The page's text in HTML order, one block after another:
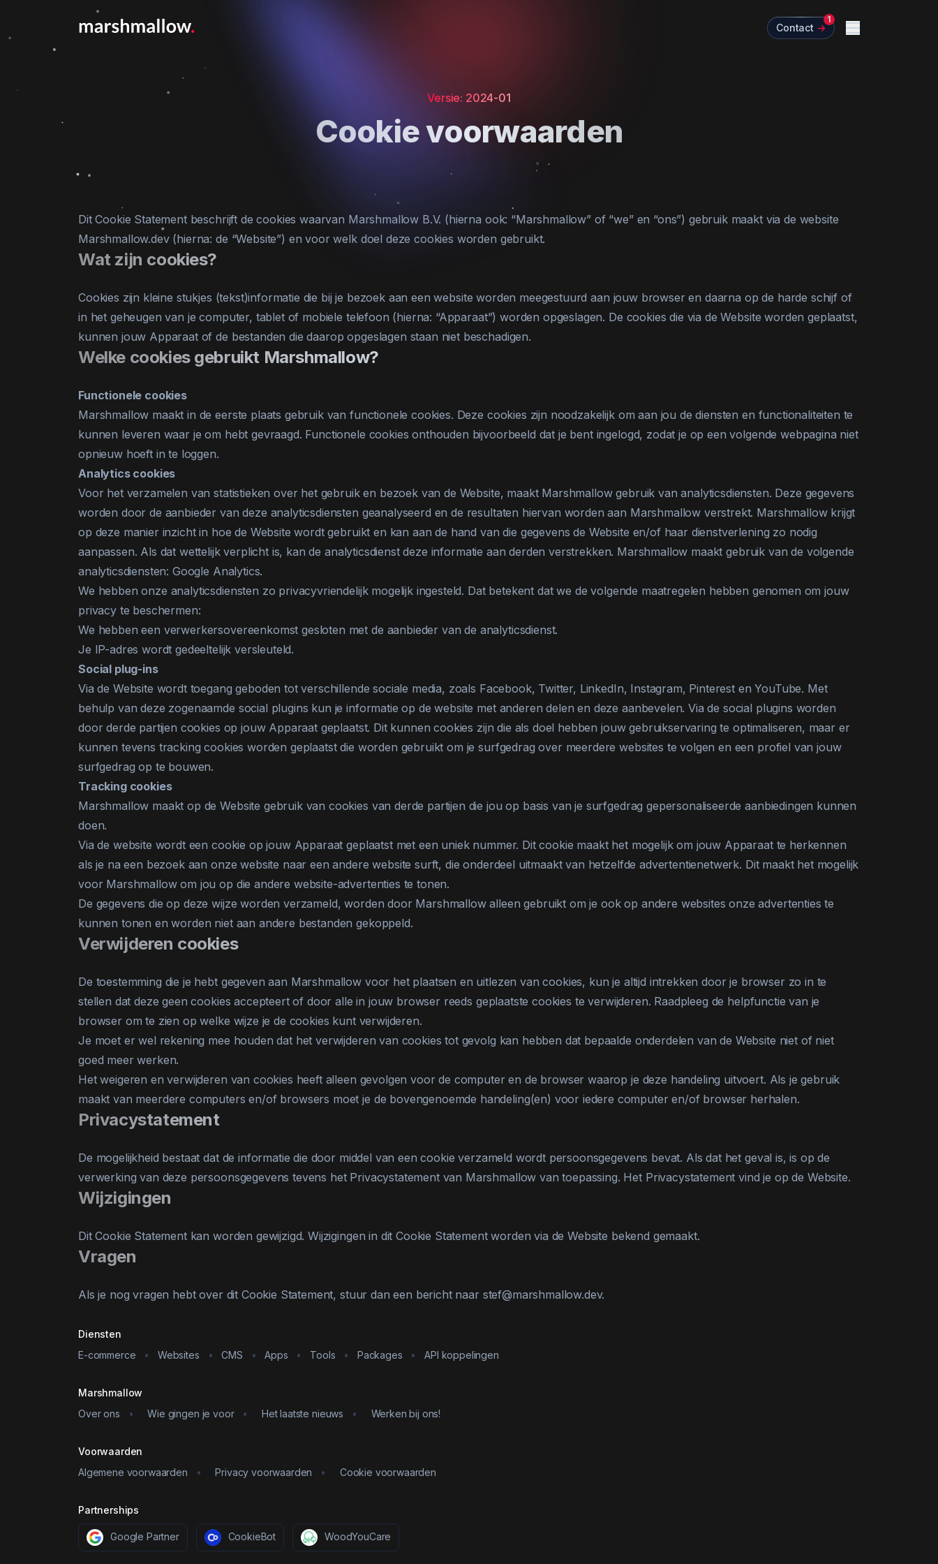
Contact ->
1
Menu
Versie: 2024-01
Cookie voorwaarden
Dit Cookie Statement beschrijft de cookies waarvan Marshmallow B.V. (hierna ook: “Marshmallow” of “we” en “ons”) gebruik maakt via de website
Marshmallow.dev (hierna: de “Website”) en voor welk doel deze cookies worden gebruikt.
Wat zijn cookies?
Cookies zijn kleine stukjes (tekst)informatie die bij je bezoek aan een website worden meegestuurd aan jouw browser en daarna op de harde schijf of
in het geheugen van je computer, tablet of mobiele telefoon (hierna: “Apparaat”) worden opgeslagen. De cookies die via de Website worden geplaatst,
kunnen jouw Apparaat of de bestanden die daarop opgeslagen staan niet beschadigen.
Welke cookies gebruikt Marshmallow?
Functionele cookies
Marshmallow maakt in de eerste plaats gebruik van functionele cookies. Deze cookies zijn noodzakelijk om aan jou de diensten en functionaliteiten te
kunnen leveren waar je om hebt gevraagd. Functionele cookies onthouden bijvoorbeeld dat je bent ingelogd, zodat je op een volgende webpagina niet
opnieuw hoeft in te loggen.
Analytics cookies
Voor het verzamelen van statistieken over het gebruik en bezoek van de Website, maakt Marshmallow gebruik van analyticsdiensten. Deze gegevens
worden door de aanbieder van deze analyticsdiensten geanalyseerd en de resultaten hiervan worden aan Marshmallow verstrekt. Marshmallow krijgt
op deze manier inzicht in hoe de Website wordt gebruikt en kan aan de hand van die gegevens de Website en/of haar dienstverlening zo nodig
aanpassen. Als dat wettelijk verplicht is, kan de analyticsdienst deze informatie aan derden verstrekken. Marshmallow maakt gebruik van de volgende
analyticsdiensten: Google Analytics.
We hebben onze analyticsdiensten zo privacyvriendelijk mogelijk ingesteld. Dat betekent dat we de volgende maatregelen hebben genomen om jouw
privacy te beschermen:
We hebben een verwerkersovereenkomst gesloten met de aanbieder van de analyticsdienst.
Je IP-adres wordt gedeeltelijk versleuteld.
Social plug-ins
Via de Website wordt toegang geboden tot verschillende sociale media, zoals Facebook, Twitter, LinkedIn, Instagram, Pinterest en YouTube. Met
behulp van deze zogenaamde social plugins kun je informatie op de website met anderen delen en deze aanbevelen. Via de social plugins worden
door derde partijen cookies op jouw Apparaat geplaatst. Dit kunnen cookies zijn die als doel hebben jouw gebruikservaring te optimaliseren, maar er
kunnen tevens tracking cookies worden geplaatst die worden gebruikt om je surfgedrag over meerdere websites te volgen en een profiel van jouw
surfgedrag op te bouwen.
Tracking cookies
Marshmallow maakt op de Website gebruik van cookies van derde partijen die jou op basis van je surfgedrag gepersonaliseerde aanbiedingen kunnen
doen.
Via de website wordt een cookie op jouw Apparaat geplaatst met een uniek nummer. Dit cookie maakt het mogelijk om jouw Apparaat te herkennen
als je na een bezoek aan onze website naar een andere website surft, die onderdeel uitmaakt van hetzelfde advertentienetwerk. Dit maakt het mogelijk
voor Marshmallow om jou op die andere website-advertenties te tonen.
De gegevens die op deze wijze worden verzameld, worden door Marshmallow alleen gebruikt om je ook op andere websites onze advertenties te
kunnen tonen en worden niet aan andere bestanden gekoppeld.
Verwijderen cookies
De toestemming die je hebt gegeven aan Marshmallow voor het plaatsen en uitlezen van cookies, kun je altijd intrekken door je browser zo in te
stellen dat deze geen cookies accepteert of door alle in jouw browser reeds geplaatste cookies te verwijderen. Raadpleeg de helpfunctie van je
browser om te zien op welke wijze je de cookies kunt verwijderen.
Je moet er wel rekening mee houden dat het verwijderen van cookies tot gevolg kan hebben dat bepaalde onderdelen van de Website niet of niet
goed meer werken.
Het weigeren en verwijderen van cookies heeft alleen gevolgen voor de computer en de browser waarop je deze handeling uitvoert. Als je gebruik
maakt van meerdere computers en/of browsers moet je de bovengenoemde handeling(en) voor iedere computer en/of browser herhalen.
Privacystatement
De mogelijkheid bestaat dat de informatie die door middel van een cookie verzameld wordt persoonsgegevens bevat. Als dat het geval is, is op de
verwerking van deze persoonsgegevens tevens het Privacystatement van Marshmallow van toepassing. Het Privacystatement vind je op de Website.
Wijzigingen
Dit Cookie Statement kan worden gewijzigd. Wijzigingen in dit Cookie Statement worden via de Website bekend gemaakt.
Vragen
Als je nog vragen hebt over dit Cookie Statement, stuur dan een bericht naar stef@marshmallow.dev.
Diensten
E-commerce
• Websites • CMS • Apps • Tools • Packages • API koppelingen
Marshmallow
Over ons
• Wie gingen je voor • Het laatste nieuws • Werken bij ons!
Voorwaarden
Algemene voorwaarden
• Privacy voorwaarden • Cookie voorwaarden
Partnerships
Google Partner CookieBot WoodYouCare